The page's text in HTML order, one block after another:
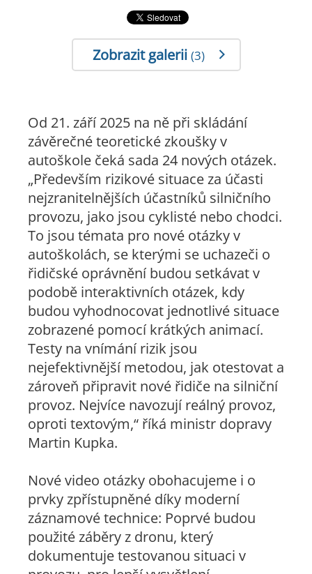
Zobrazit galerii (3)
Od 21. září 2025 na ně při skládání
závěrečné teoretické zkoušky v
autoškole čeká sada 24 nových otázek.
„Především rizikové situace za účasti
nejzranitelnějších účastníků silničního
provozu, jako jsou cyklisté nebo chodci.
To jsou témata pro nové otázky v
autoškolách, se kterými se uchazeči o
řidičské oprávnění budou setkávat v
podobě interaktivních otázek, kdy
budou vyhodnocovat jednotlivé situace
zobrazené pomocí krátkých animací.
Testy na vnímání rizik jsou
nejefektivnější metodou, jak otestovat a
zároveň připravit nové řidiče na silniční
provoz. Nejvíce navozují reálný provoz,
oproti textovým,“ říká ministr dopravy
Martin Kupka.
Nové video otázky obohacujeme i o
prvky zpřístupněné díky moderní
záznamové technice: Poprvé budou
použité záběry z dronu, který
dokumentuje testovanou situaci v